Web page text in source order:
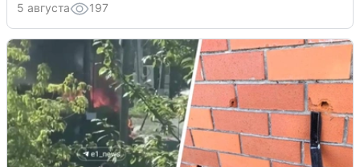
5 августа 197